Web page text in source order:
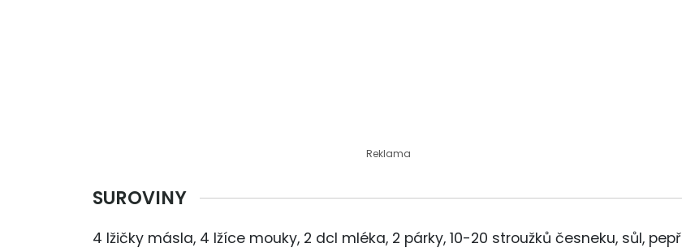
Reklama
SUROVINY
4 lžičky másla, 4 lžíce mouky, 2 dcl mléka, 2 párky, 10-20 stroužků česneku, sůl, pepř